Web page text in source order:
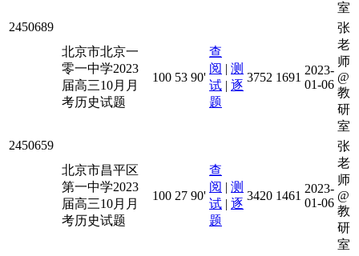
室
2450689
北京市北京一
零一中学2023
届高三10月月
考历史试题
100 53 90'
查
阅 | 测
试 | 逐
题
3752 1691
2023-
01-06
张
老
师
@
教
研
室
2450659
北京市昌平区
第一中学2023
届高三10月月
考历史试题
100 27 90'
查
阅 | 测
试 | 逐
题
3420 1461
2023-
01-06
张
老
师
@
教
研
室